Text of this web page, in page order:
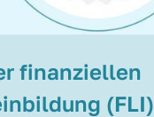
finanziellen
(FLI)